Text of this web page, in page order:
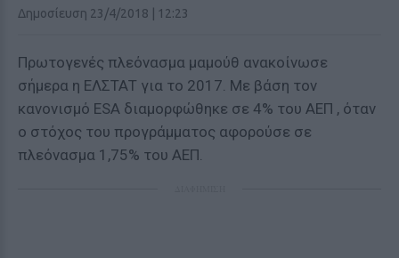
Δημοσίευση 23/4/2018 | 12:23
Πρωτογενές πλεόνασμα μαμούθ ανακοίνωσε
σήμερα η ΕΛΣΤΑΤ για το 2017. Με βάση τον
κανονισμό ESA διαμορφώθηκε σε 4% του ΑΕΠ , όταν
ο στόχος του προγράμματος αφορούσε σε
πλεόνασμα 1,75% του ΑΕΠ.